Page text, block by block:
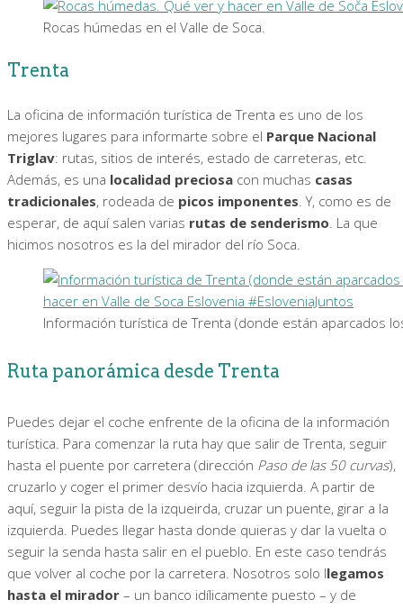
Rocas húmedas en el Valle de Soca.
Trenta
La oficina de información turística de Trenta es uno de los
mejores lugares para informarte sobre el Parque Nacional
Triglav: rutas, sitios de interés, estado de carreteras, etc.
Además, es una localidad preciosa con muchas casas
tradicionales, rodeada de picos imponentes . Y, como es de
esperar, de aquí salen varias rutas de senderismo . La que
hicimos nosotros es la del mirador del río Soca.
Información turística de Trenta (donde están aparcados
Ruta panorámica desde Trenta
Puedes dejar el coche enfrente de la oficina de la información
turística. Para comenzar la ruta hay que salir de Trenta, seguir
hasta el puente por carretera (dirección Paso de las 50 curvas),
cruzarlo y coger el primer desvío hacia izquierda. A partir de
aquí, seguir la pista de la izqueirda, cruzar un puente, girar a la
izquierda. Puedes llegar hasta donde quieras y dar la vuelta o
seguir la senda hasta salir en el pueblo. En este caso tendrás
que volver al coche por la carretera. Nosotros solo llegamos
hasta el mirador – un banco idílicamente puesto – y de